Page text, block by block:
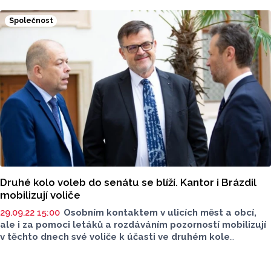
Společnost
Druhé kolo voleb do senátu se blíží. Kantor i Brázdil
mobilizují voliče
29.09.22 15:00 Osobním kontaktem v ulicích měst a obcí,
ale i za pomoci letáků a rozdáváním pozorností mobilizují
v těchto dnech své voliče k účasti ve druhém kole